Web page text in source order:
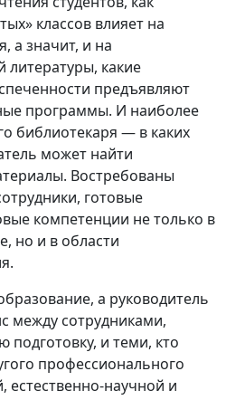
классов влияет на
а значит, и на
литературы, какие
предъявляют
программы. И наиболее
библиотекаря — в каких
может найти
Востребованы
готовые
компетенции не только в
но и в области
а руководитель
между сотрудниками,
и теми, кто
профессионального
естественно-научной и